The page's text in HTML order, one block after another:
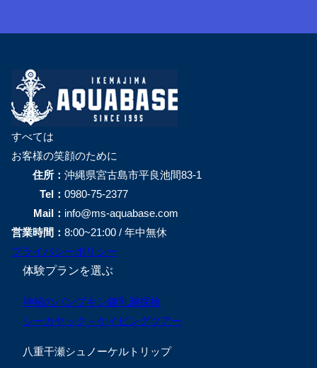
すべては
お客様の笑顔のために
住所： 沖縄県宮古島市平良池間83-1
Tel： 0980-75-2377
Mail： info@ms-aquabase.com
営業時間： 8:00~21:00 / 年中無休
プライバシーポリシー
体験プランを選ぶ
神秘のパンプキン鍾乳洞探検
シーカヤック＋ケイビングツアー
八重干瀬シュノーケルトリップ